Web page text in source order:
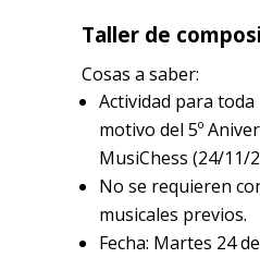
Taller de
Cosas a saber:
Actividad para
motivo del 5º
MusiChess (24/11/
No se requieren
musicales previos.
Fecha: Martes 24